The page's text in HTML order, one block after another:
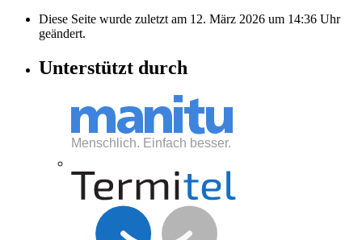
Diese Seite wurde zuletzt am 12. März 2026 um 14:36 Uhr
geändert.
Unterstützt durch